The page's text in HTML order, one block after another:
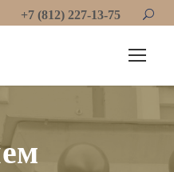
+7 (812) 227-13-75